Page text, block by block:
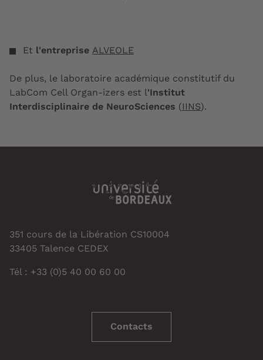
Et l'entreprise ALVEOLE
De plus, le laboratoire académique constitutif du
LabCom Cell Organ-izers est l'Institut
Interdisciplinaire de NeuroSciences (IINS).
351 cours de la Libération CS10004
33405 Talence CEDEX
Tél : +33 (0)5 40 00 60 00
Contacts